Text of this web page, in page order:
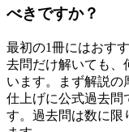
べきですか？
最初の1冊にはおす
去問だけ解いても、
います。まず解説の
仕上げに公式過去問
す。過去問は数に限